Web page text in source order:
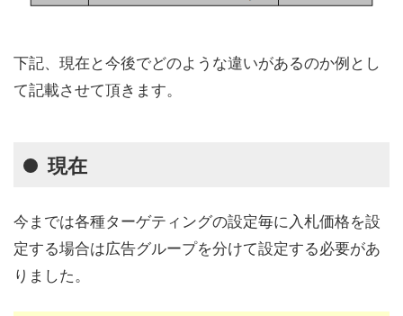
下記、現在と今後でどのような違いがあるのか例とし
て記載させて頂きます。
現在
今までは各種ターゲティングの設定毎に入札価格を設
定する場合は広告グループを分けて設定する必要があ
りました。